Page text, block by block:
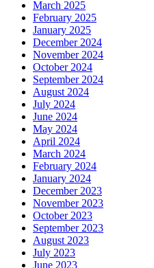
March 2025
February 2025
January 2025
December 2024
November 2024
October 2024
September 2024
August 2024
July 2024
June 2024
May 2024
April 2024
March 2024
February 2024
January 2024
December 2023
November 2023
October 2023
September 2023
August 2023
July 2023
June 2023